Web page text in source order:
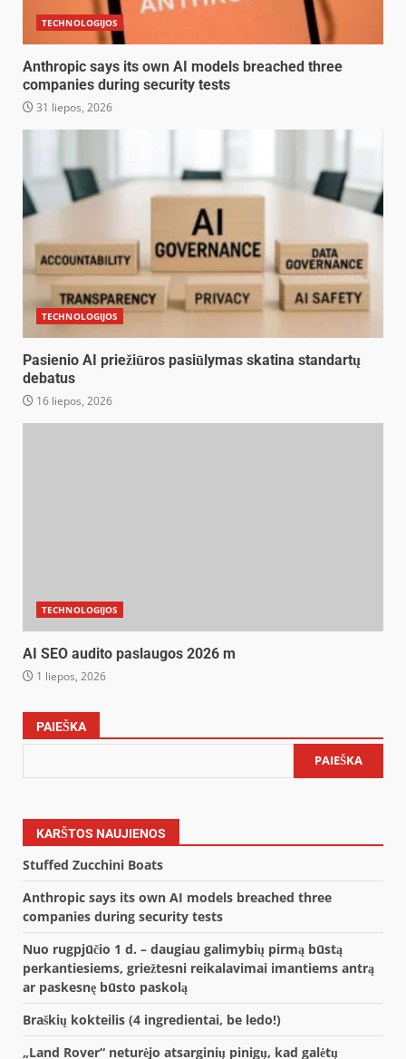
TECHNOLOGIJOS
Anthropic says its own AI models breached three
companies during security tests
31 liepos, 2026
TECHNOLOGIJOS
Pasienio AI priežiūros pasiūlymas skatina standartų
debatus
16 liepos, 2026
TECHNOLOGIJOS
AI SEO audito paslaugos 2026 m
1 liepos, 2026
PAIEŠKA
PAIEŠKA
KARŠTOS NAUJIENOS
Stuffed Zucchini Boats
Anthropic says its own AI models breached three
companies during security tests
Nuo rugpjūčio 1 d. – daugiau galimybių pirmą būstą
perkantiesiems, griežtesni reikalavimai imantiems antrą
ar paskesnę būsto paskolą
Braškių kokteilis (4 ingredientai, be ledo!)
„Land Rover“ neturėjo atsarginių pinigų, kad galėtų